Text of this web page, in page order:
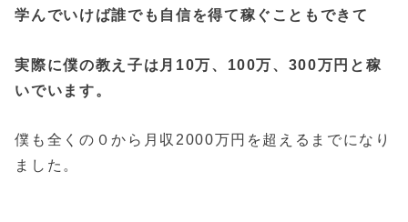
学んでいけば誰でも自信を得て稼ぐこともできて
実際に僕の教え子は月10万、100万、300万円と稼
いでいます。
僕も全くの０から月収2000万円を超えるまでになり
ました。